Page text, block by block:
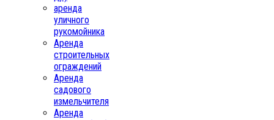
аренда
уличного
рукомойника
Аренда
строительных
ограждений
Аренда
садового
измельчителя
Аренда